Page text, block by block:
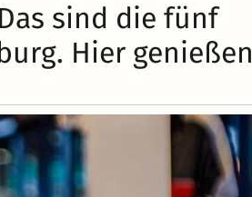
sind die fünf
Hier genießen